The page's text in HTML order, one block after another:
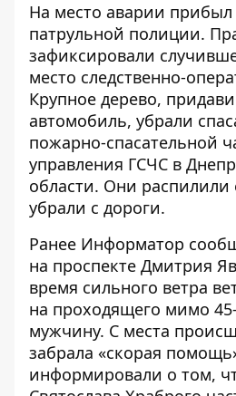
На место аварии
патрульной полиции.
зафиксировали
место следственно-
Крупное дерево,
автомобиль, убрали
пожарно-спасательной
управления ГСЧС в
области. Они распилили
убрали с дороги.
Ранее Информатор
на проспекте Дмитрия
время сильного ветра
на проходящего мимо
мужчину. С места
забрала «скорая
информировали о том,